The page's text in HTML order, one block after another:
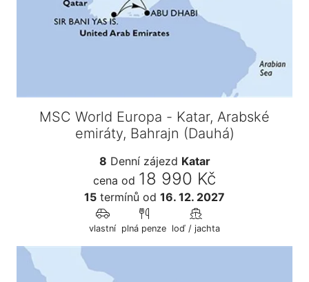
MSC World Europa - Katar, Arabské
emiráty, Bahrajn (Dauhá)
8 Denní zájezd Katar
cena od 18 990 Kč
15 termínů od 16. 12. 2027
vlastní plná penze loď / jachta